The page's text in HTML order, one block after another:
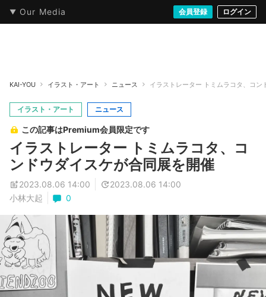
Our Media 会員登録 ログイン
本・文芸 情報化社会 音楽・映像 ゲームストリート
KAI-YOU イラスト・アート ニュース イラストレーター トミムラコタ、コン
イラスト・アート ニュース
この記事はPremium会員限定です
イラストレーター トミムラコタ、コ
ンドウダイスケが合同展を開催
2023.08.06 14:00
2023.08.06 14:00
小林大起
0